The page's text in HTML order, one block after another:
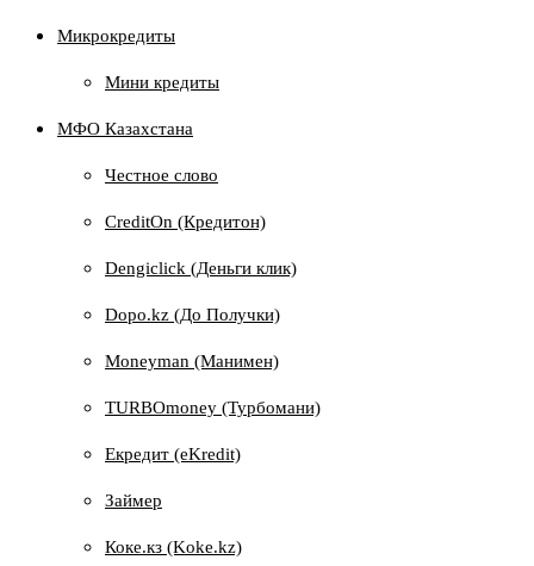
Микрокредиты
Мини кредиты
МФО Казахстана
Честное слово
CreditOn (Кредитон)
Dengiclick (Деньги клик)
Dopo.kz (До Получки)
Moneyman (Манимен)
TURBOmoney (Турбомани)
Екредит (еKredit)
Займер
Коке.кз (Koke.kz)